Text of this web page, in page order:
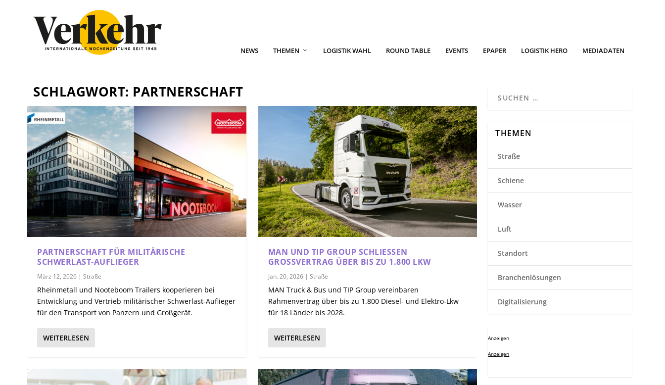
NEWS THEMEN LOGISTIK WAHL ROUND TABLE EVENTS EPAPER LOGISTIK HERO MEDIADATEN
SCHLAGWORT: PARTNERSCHAFT
PARTNERSCHAFT FÜR MILITÄRISCHE
SCHWERLAST-AUFLIEGER
März 12, 2026 |Straße
Rheinmetall und Nooteboom Trailers kooperieren bei
Entwicklung und Vertrieb militärischer Schwerlast-Auflieger
für den Transport von Panzern und Großgerät.
WEITERLESEN
MAN UND TIP GROUP SCHLIESSEN G
ROSSVERTRAG ÜBER BIS ZU 1.800 LKW
Jan. 20, 2026| Straße
MAN Truck & Bus und TIP Group vereinbaren
Rahmenvertrag über bis zu 1.800 Diesel- und Elektro-Lkw
für 18 Länder bis 2028.
WEITERLESEN
THEMEN
Straße
Schiene
Wasser
Luft
Standort
Branchenlösungen
Digitalisierung
Anzeigen
Anzeigen